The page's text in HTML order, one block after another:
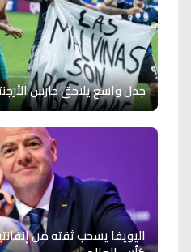
جدل واسع يلاحق حارس
اليويفا يسحب ثقته من